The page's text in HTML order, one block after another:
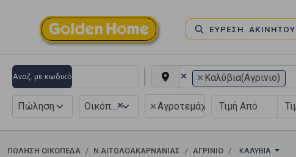
ΕΥΡΕΣΗ ΑΚΙΝΗΤΟΥ
Αναζ. με κωδικό × × Καλύβια(Αγρινιο)
Πώληση ×
Οικόπεδο ×Αγροτεμάχιο
ΠΏΛΗΣΗ ΟΙΚΌΠΕΔΑ Ν.ΑΙΤΩΛΟΑΚΑΡΝΑΝΙΑΣ ΑΓΡΙΝΙΟ ΚΑΛΎΒΙΑ